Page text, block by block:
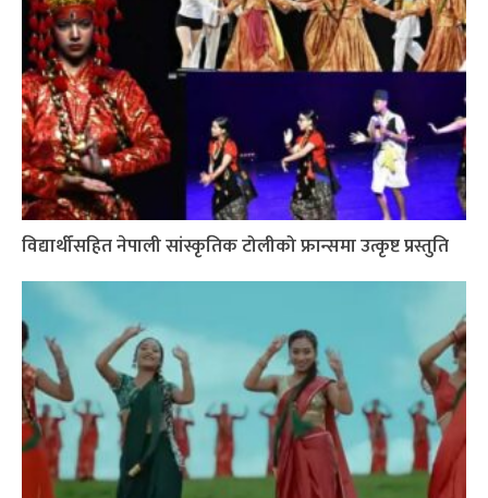
विद्यार्थीसहित नेपाली सांस्कृतिक टोलीको फ्रान्समा उत्कृष्ट प्रस्तुति